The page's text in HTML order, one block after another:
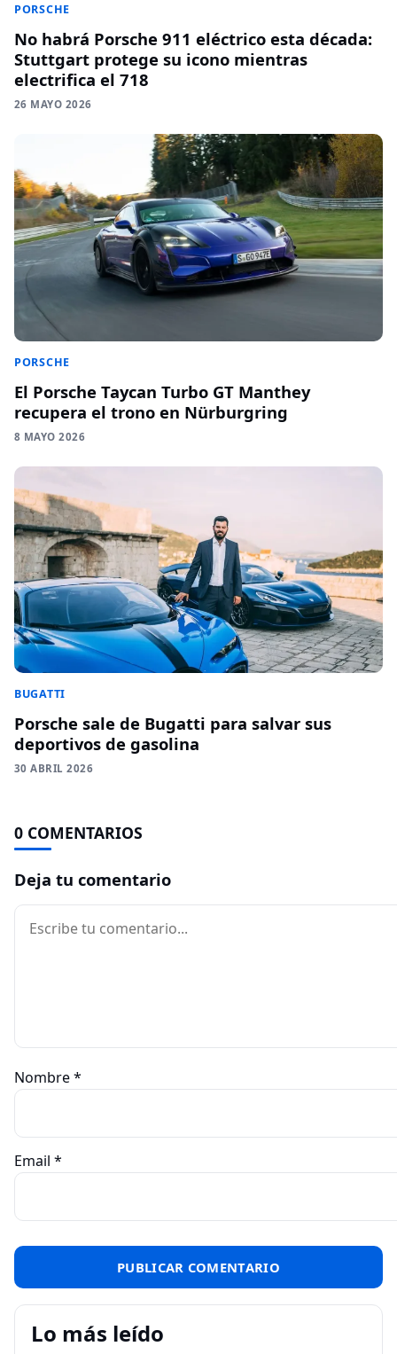
PORSCHE
No habrá Porsche 911 eléctrico esta década:
Stuttgart protege su icono mientras
electrifica el 718
26 MAYO 2026
PORSCHE
El Porsche Taycan Turbo GT Manthey
recupera el trono en Nürburgring
8 MAYO 2026
BUGATTI
Porsche sale de Bugatti para salvar sus
deportivos de gasolina
30 ABRIL 2026
0 COMENTARIOS
Deja tu comentario
Comentario
Nombre*
Email *
Lo más leído